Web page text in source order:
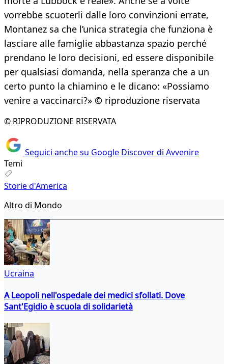
vorrebbe scuoterli dalle loro convinzioni errate,
Montanez sa che l’unica strategia che funziona è
lasciare alle famiglie abbastanza spazio perché
prendano le loro decisioni, ed essere disponibile
per qualsiasi domanda, nella speranza che a un
certo punto la chiamino e le dicano: «Possiamo
venire a vaccinarci?» © riproduzione riservata
© RIPRODUZIONE RISERVATA
Seguici anche su Google Discover di Avvenire
Temi
Storie d'America
Altro di Mondo
Ucraina
A Leopoli nell'ospedale dei medici sfollati. Dove
Sant'Egidio è scuola di solidarietà